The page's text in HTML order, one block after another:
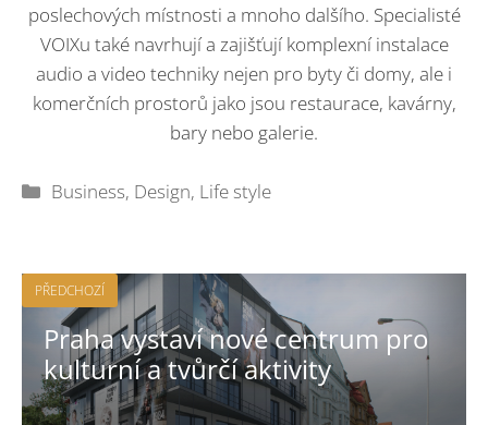
poslechových místnosti a mnoho dalšího. Specialisté
VOIXu také navrhují a zajišťují komplexní instalace
audio a video techniky nejen pro byty či domy, ale i
komerčních prostorů jako jsou restaurace, kavárny,
bary nebo galerie.
Rubriky
Business, Design, Life style
PŘEDCHOZÍ
Praha vystaví nové centrum pro
kulturní a tvůrčí aktivity